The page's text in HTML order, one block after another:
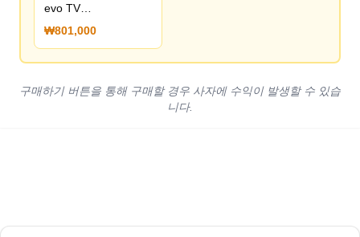
evo TV
OLED42C3KNA 42인
치 스탠드형 (삼성카
₩801,000
구매하기 버튼을 통해 구매할 경우 사자에 수익이 발생할 수 있습
니다.